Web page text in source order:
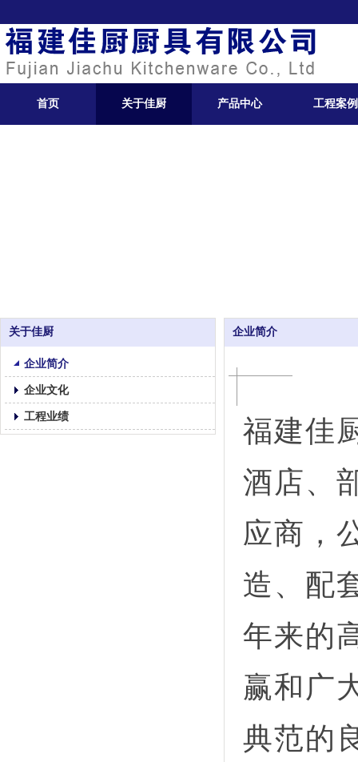
首页 关于佳厨 产品中心 工程案例
关于佳厨
企业简介
企业文化
工程业绩
企业简介
福建佳
酒店、
应商，
造、配
年来的
赢和广
典范的